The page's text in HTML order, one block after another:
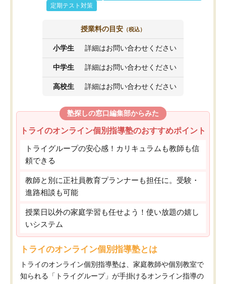
定期テスト対策
授業料の目安 （税込）
小学生 詳細はお問い合わせください
中学生 詳細はお問い合わせください
高校生 詳細はお問い合わせください
塾探しの窓口編集部からみた
トライのオンライン個別指導塾のおすすめポイント
トライグループの安心感！カリキュラムも教師も信
頼できる
教師と別に正社員教育プランナーも担任に。受験・
進路相談も可能
授業日以外の家庭学習も任せよう！使い放題の嬉し
いシステム
トライのオンライン個別指導塾とは
トライのオンライン個別指導塾は、家庭教師や個別教室で
知られる「トライグループ」が手掛けるオンライン指導の